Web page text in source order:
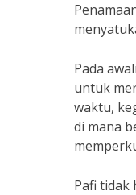
Pada
untuk
waktu,
di mana
Pafi tidak